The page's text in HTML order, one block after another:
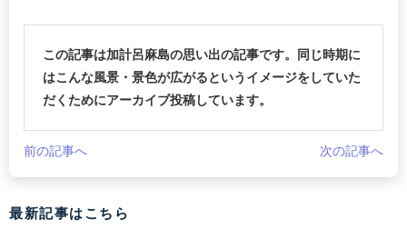
この記事は加計呂麻島の思い出の記事です。同じ時期に
はこんな風景・景色が広がるというイメージをしていた
だくためにアーカイブ投稿しています。
前の記事へ 次の記事へ
最新記事はこちら